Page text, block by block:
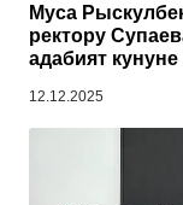
Муса
ректору
адабият кунуне
12.12.2025